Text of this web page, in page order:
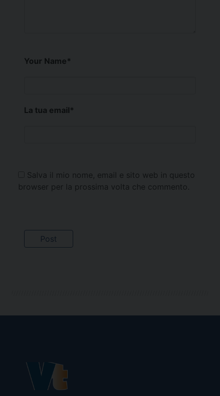
Your Name*
La tua email*
Salva il mio nome, email e sito web in questo
browser per la prossima volta che commento.